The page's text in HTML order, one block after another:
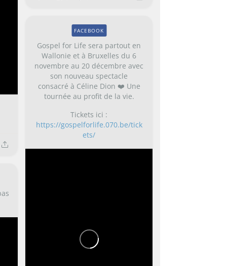
Gospel for Life sera partout en
Wallonie et à Bruxelles du 6
novembre au 20 décembre avec
son nouveau spectacle
consacré à Céline Dion ❤️ Une
tournée au profit de la vie.
Tickets ici :
https://gospelforlife.070.be/tick
ets/
FACEBOOK